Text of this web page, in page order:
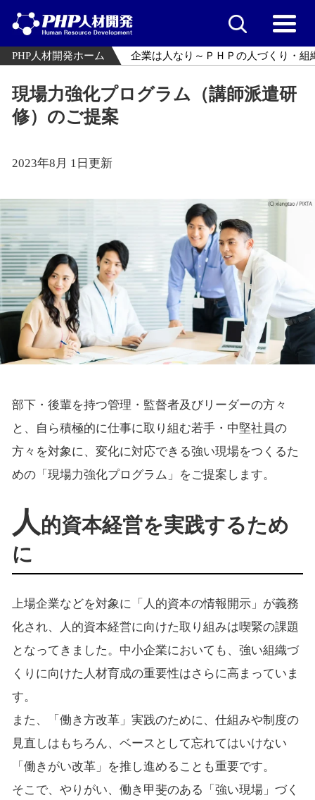
PHP人材開発ホーム 企業は人なり～ＰＨＰの人づくり・組
現場力強化プログラム（講師派遣研
修）のご提案
2023年8月 1日更新
部下・後輩を持つ管理・監督者及びリーダーの方々
と、自ら積極的に仕事に取り組む若手・中堅社員の
方々を対象に、変化に対応できる強い現場をつくるた
めの「現場力強化プログラム」をご提案します。
人的資本経営を実践するため
に
上場企業などを対象に「人的資本の情報開示」が義務
化され、人的資本経営に向けた取り組みは喫緊の課題
となってきました。中小企業においても、強い組織づ
くりに向けた人材育成の重要性はさらに高まっていま
す。
また、「働き方改革」実践のために、仕組みや制度の
見直しはもちろん、ベースとして忘れてはいけない
「働きがい改革」を推し進めることも重要です。
そこで、やりがい、働き甲斐のある「強い現場」づく